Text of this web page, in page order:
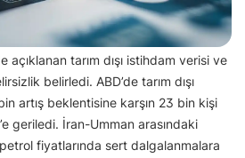
açıklanan tarım dışı istihdam verisi ve
belirledi. ABD’de tarım dışı
artış beklentisine karşın 23 bin kişi
geriledi. İran-Umman arasındaki
fiyatlarında sert dalgalanmalara